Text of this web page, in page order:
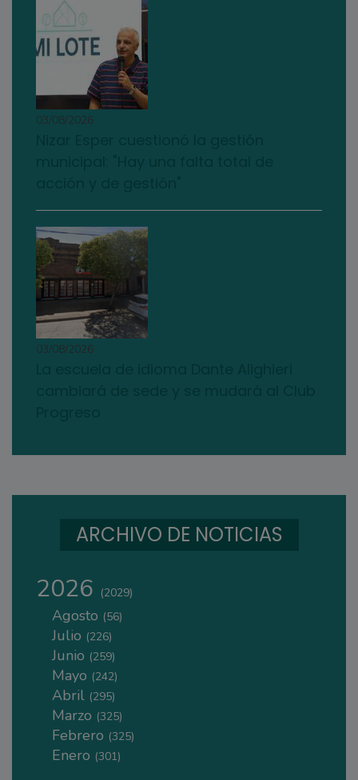
03/08/2026
03/08/2026
ARCHIVO DE NOTICIAS
2026 (2029)
Agosto (56)
Julio (226)
Junio (259)
Mayo (242)
Abril (295)
Marzo (325)
Febrero (325)
Enero (301)